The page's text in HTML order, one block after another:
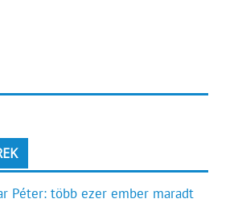
Péter: több ezer ember maradt